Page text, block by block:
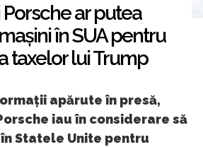
Porsche ar putea
în SUA pentru
taxelor lui Trump
apărute în presă,
iau în considerare să
Statele Unite pentru